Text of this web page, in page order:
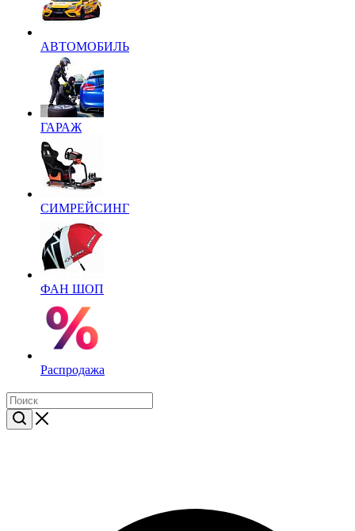
АВТОМОБИЛЬ
ГАРАЖ
СИМРЕЙСИНГ
ФАН ШОП
Распродажа